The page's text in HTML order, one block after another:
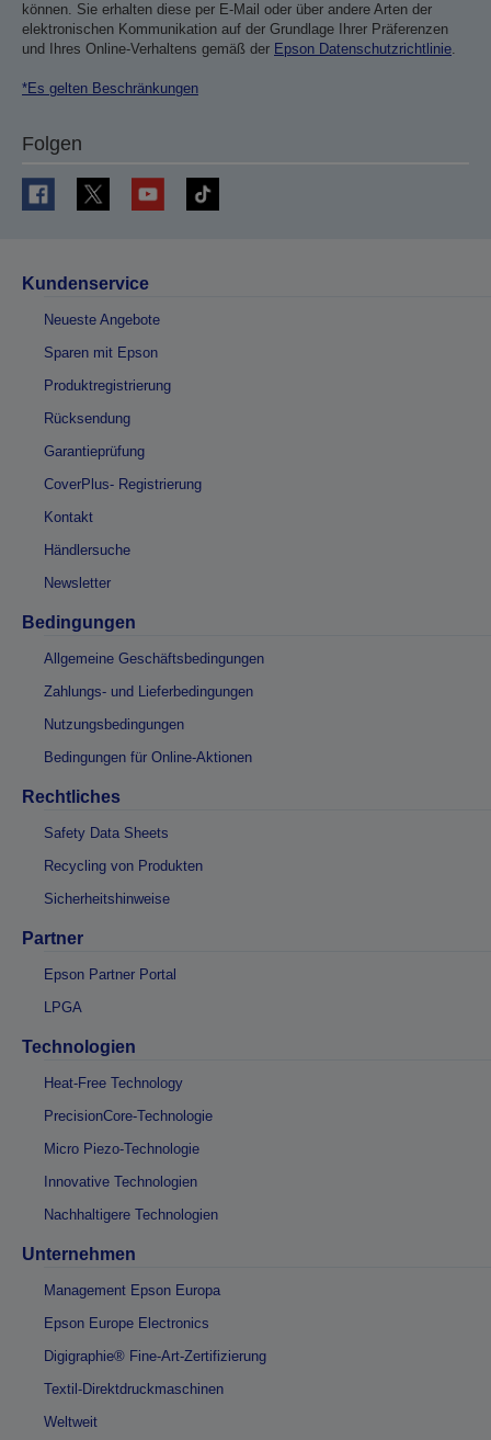
können. Sie erhalten diese per E-Mail oder über andere Arten der
elektronischen Kommunikation auf der Grundlage Ihrer Präferenzen
und Ihres Online-Verhaltens gemäß der Epson Datenschutzrichtlinie.
*Es gelten Beschränkungen
Folgen
Kundenservice
Neueste Angebote
Sparen mit Epson
Produktregistrierung
Rücksendung
Garantieprüfung
CoverPlus- Registrierung
Kontakt
Händlersuche
Newsletter
Bedingungen
Allgemeine Geschäftsbedingungen
Zahlungs- und Lieferbedingungen
Nutzungsbedingungen
Bedingungen für Online-Aktionen
Rechtliches
Safety Data Sheets
Recycling von Produkten
Sicherheitshinweise
Partner
Epson Partner Portal
LPGA
Technologien
Heat-Free Technology
PrecisionCore-Technologie
Micro Piezo-Technologie
Innovative Technologien
Nachhaltigere Technologien
Unternehmen
Management Epson Europa
Epson Europe Electronics
Digigraphie® Fine-Art-Zertifizierung
Textil-Direktdruckmaschinen
Weltweit